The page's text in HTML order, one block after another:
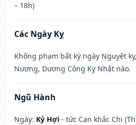
– 18h)
Các Ngày Kỵ
Không phạm bất kỳ ngày Nguyệt
Nương, Dương Công Kỵ Nhật nào.
Ngũ Hành
Ngày: Kỷ Hợi - tức Can khắc Chi